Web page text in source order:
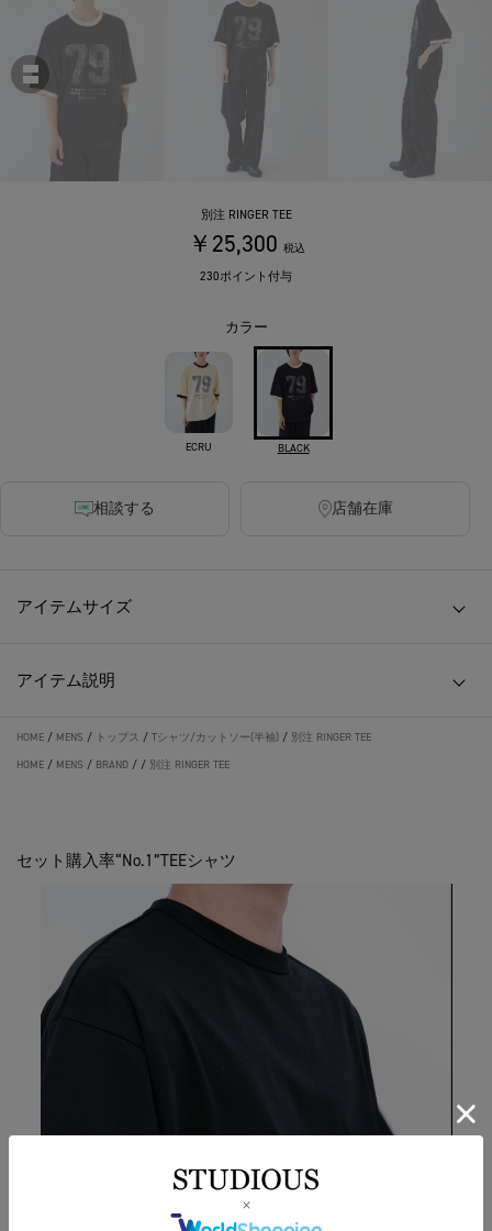
別注 RINGER TEE
￥25,300 税込
230ポイント付与
カラー
ECRU BLACK
相談する 店舗在庫
アイテムサイズ
アイテム説明
HOME / MENS / トップス / Tシャツ/カットソー(半袖) / 別注 RINGER TEE
HOME / MENS / BRAND / / 別注 RINGER TEE
セット購入率“No.1”TEEシャツ